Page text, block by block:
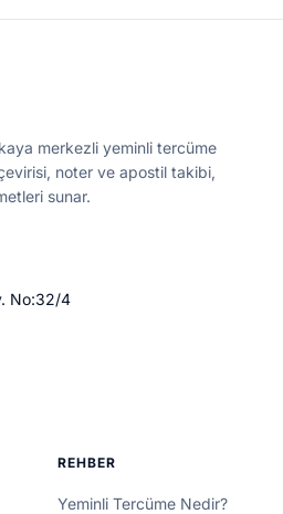
merkezli yeminli tercüme
noter ve apostil takibi,
sunar.
No:32/4
REHBER
Yeminli Tercüme Nedir?